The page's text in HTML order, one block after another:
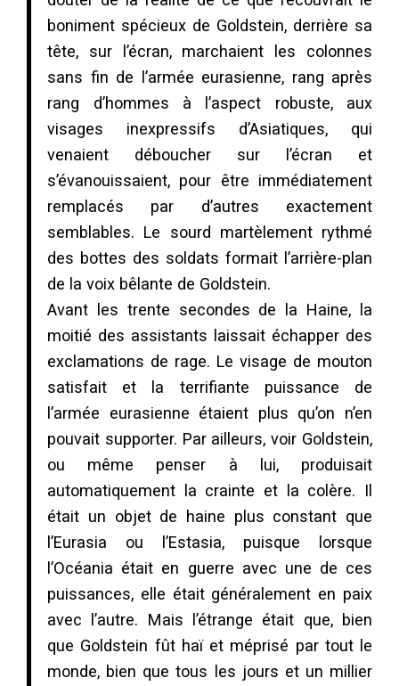
boniment spécieux de Goldstein, derrière sa
tête, sur l’écran, marchaient les colonnes
sans fin de l’armée eurasienne, rang après
rang d’hommes à l’aspect robuste, aux
visages inexpressifs d’Asiatiques, qui
venaient déboucher sur l’écran et
s’évanouissaient, pour être immédiatement
remplacés par d’autres exactement
semblables. Le sourd martèlement rythmé
des bottes des soldats formait l’arrière-plan
de la voix bêlante de Goldstein.
Avant les trente secondes de la Haine, la
moitié des assistants laissait échapper des
exclamations de rage. Le visage de mouton
satisfait et la terrifiante puissance de
l’armée eurasienne étaient plus qu’on n’en
pouvait supporter. Par ailleurs, voir Goldstein,
ou même penser à lui, produisait
automatiquement la crainte et la colère. Il
était un objet de haine plus constant que
l’Eurasia ou l’Estasia, puisque lorsque
l’Océania était en guerre avec une de ces
puissances, elle était généralement en paix
avec l’autre. Mais l’étrange était que, bien
que Goldstein fût haï et méprisé par tout le
monde, bien que tous les jours et un millier